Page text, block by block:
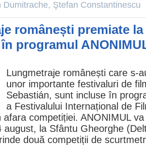
Dumitrache, Ştefan Constantinescu
românești premiate
programul
Lungmetraje românești care s-
unor importante festivaluri de
Sebastián, sunt incluse în
a Festivalului Internațional de
competiției. ANONIMUL
august, la Sfântu Gheorghe
două competiții de